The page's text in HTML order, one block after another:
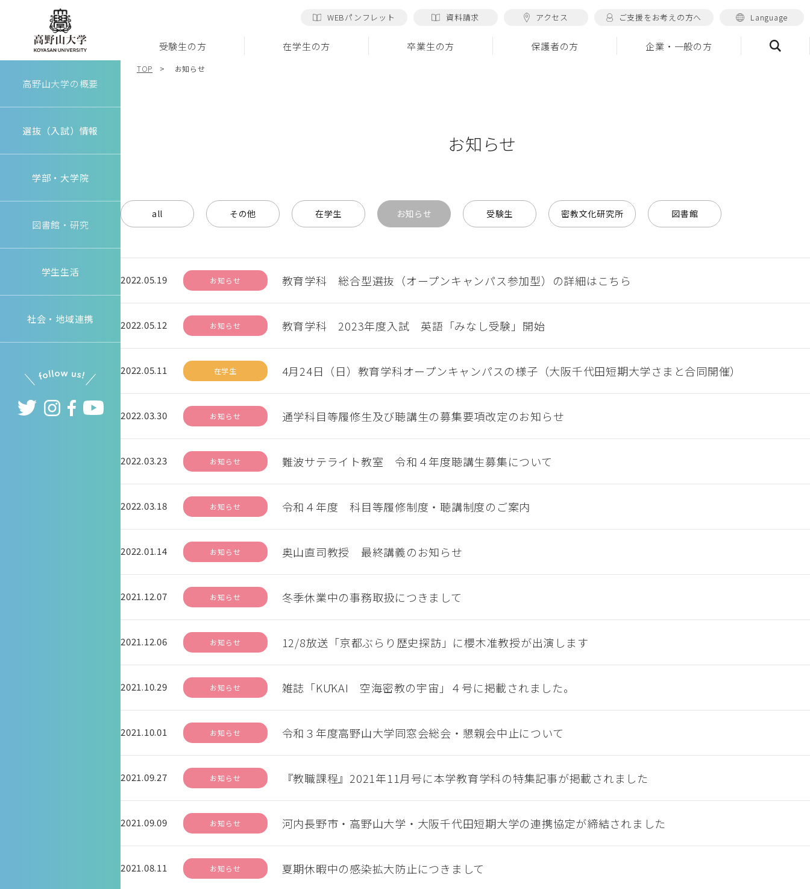
高野山大学
高野山大学の概要
選抜（入試）情報
学部・大学院
図書館・研究
学生生活
社会・地域連携
WEBパンフレット 資料請求 アクセス ご支援をお考えの方へ Language
受験生の方 在学生の方 卒業生の方 保護者の方
企業・一般の方
TOP お知らせ
お知らせ
all その他 在学生 お知らせ 受験生 密教文化研究所 図書館
2022.05.19 お知らせ 教育学科 総合型選抜（オープンキャンパス参加型）の詳細はこちら
2022.05.12 お知らせ 教育学科 2023年度入試 英語「みなし受験」開始
2022.05.11 在学生 4月24日（日）教育学科オープンキャンパスの様子（大阪千代田短期大学さまと合同開催）
2022.03.30 お知らせ 通学科目等履修生及び聴講生の募集要項改定のお知らせ
2022.03.23 お知らせ 難波サテライト教室 令和４年度聴講生募集について
2022.03.18 お知らせ 令和４年度 科目等履修制度・聴講制度のご案内
2022.01.14 お知らせ 奥山直司教授 最終講義のお知らせ
2021.12.07 お知らせ 冬季休業中の事務取扱につきまして
2021.12.06 お知らせ 12/8放送「京都ぶらり歴史探訪」に櫻木准教授が出演します
2021.10.29 お知らせ 雑誌「KŪKAI 空海密教の宇宙」４号に掲載されました。
2021.10.01 お知らせ 令和３年度高野山大学同窓会総会・懇親会中止について
2021.09.27 お知らせ 『教職課程』2021年11月号に本学教育学科の特集記事が掲載されました
2021.09.09 お知らせ 河内長野市・高野山大学・大阪千代田短期大学の連携協定が締結されました
2021.08.11 お知らせ 夏期休暇中の感染拡大防止につきまして